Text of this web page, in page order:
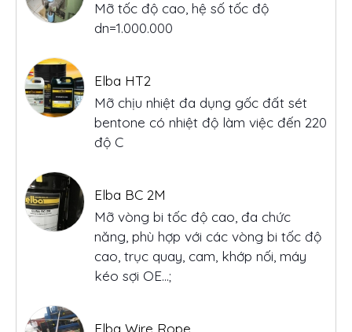
Elba HT2
Mỡ chịu nhiệt đa dụng gốc đất sét
độ C
Elba BC 2M
Mỡ vòng bi tốc độ cao, đa chức
cao, trục quay, cam, khớp nối, máy
kéo sợi OE...;
Elba Wire Rope
Mỡ bôi trơn cáp, ứng dụng nhiều cho
nhà, ngoài trời, đặc biệt điều kiện